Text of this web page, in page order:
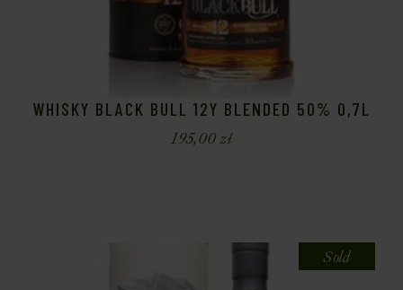
WHISKY BLACK BULL 12Y BLENDED 50% 0,7L
195,00zł
Sold